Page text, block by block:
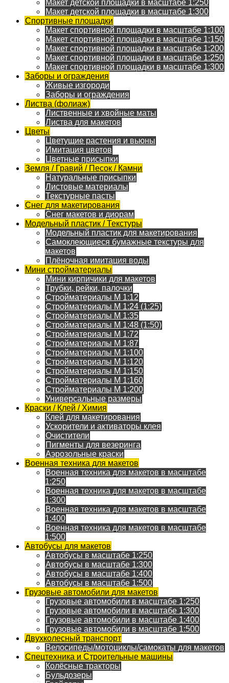
Макет детской площадки в масштабе 1:250
Макет детской площадки в масштабе 1:300
Спортивные площадки
Макет спортивной площадки в масштабе 1:100
Макет спортивной площадки в масштабе 1:150
Макет спортивной площадки в масштабе 1:200
Макет спортивной площадки в масштабе 1:250
Макет спортивной площадки в масштабе 1:300
Заборы и ограждения
Живые изгороди
Заборы и ограждения
Листва (фолиаж)
Лиственные и хвойные маты
Листва для макетов
Цветы
Цветущие растения и вьюны
Имитация цветов
Цветные присыпки
Земля / Гравий / Песок / Камни
Натуральные присыпки
Листовые материалы
Текстурные пасты
Снег для макетирования
Снег макетов и диорам
Модельный пластик / Текстуры
Модельный пластик для макетирования
Самоклеющиеся бумажные текстуры для
макетов
Плёночная имитация воды
Мини стройматериалы
Мини кирпичики для макетов
Трубки, рейки, палочки
Стройматериалы M 1:12
Стройматериалы M 1:24 (1:25)
Стройматериалы M 1:35
Стройматериалы M 1:48 (1:50)
Стройматериалы M 1:72
Стройматериалы M 1:87
Стройматериалы M 1:100
Стройматериалы M 1:120
Стройматериалы M 1:150
Стройматериалы M 1:160
Стройматериалы M 1:200
Универсальные размеры
Краски / Клей / Химия
Клей для макетирования
Ускорители и активаторы клея
Очистители
Пигменты для везеринга
Аэрозольные краски
Военная техника для макетов
Военная техника для макетов в масштабе
1:250
Военная техника для макетов в масштабе
1:300
Военная техника для макетов в масштабе
1:400
Военная техника для макетов в масштабе
1:500
Автобусы для макетов
Автобусы в масштабе 1:250
Автобусы в масштабе 1:300
Автобусы в масштабе 1:400
Автобусы в масштабе 1:500
Грузовые автомобили для макетов
Грузовые автомобили в масштабе 1:250
Грузовые автомобили в масштабе 1:300
Грузовые автомобили в масштабе 1:400
Грузовые автомобили в масштабе 1:500
Двухколесный транспорт
Велосипеды/мотоциклы/самокаты для макетов
Спецтехника и Строительные машины
Колёсные тракторы
Бульдозеры